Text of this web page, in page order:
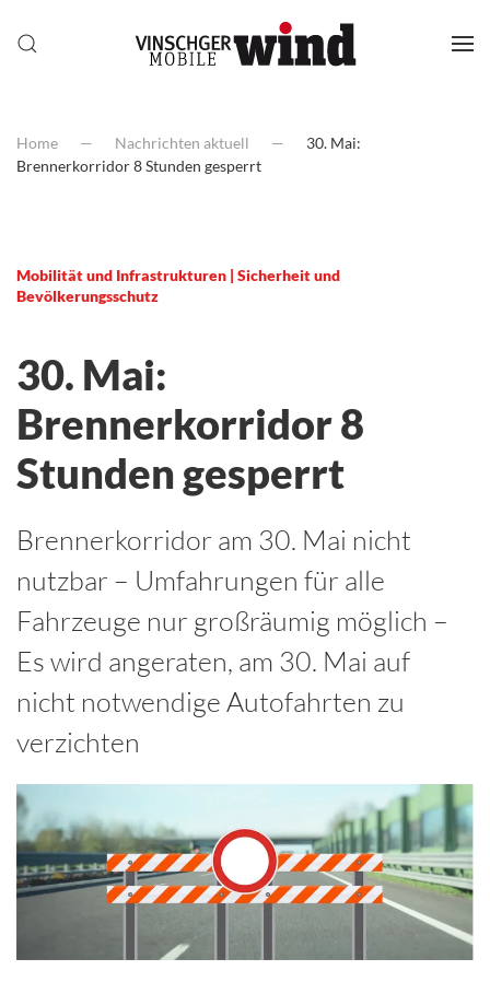
Home Nachrichten aktuell
30. Mai:
Brennerkorridor 8 Stunden gesperrt
Mobilität und Infrastrukturen | Sicherheit und
Bevölkerungsschutz
30. Mai:
Brennerkorridor 8
Stunden gesperrt
Brennerkorridor am 30. Mai nicht
nutzbar – Umfahrungen für alle
Fahrzeuge nur großräumig möglich –
Es wird angeraten, am 30. Mai auf
nicht notwendige Autofahrten zu
verzichten